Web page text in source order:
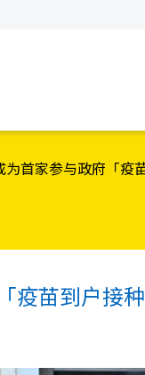
为首家参与政府「疫
疫苗到户接